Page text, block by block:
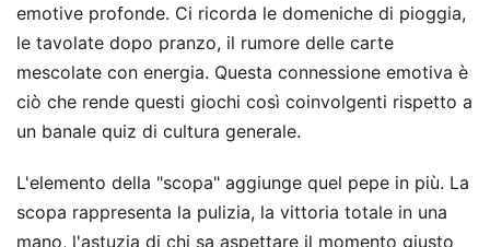
emotive profonde. Ci ricorda le domeniche di pioggia,
le tavolate dopo pranzo, il rumore delle carte
mescolate con energia. Questa connessione emotiva è
ciò che rende questi giochi così coinvolgenti rispetto a
un banale quiz di cultura generale.
L'elemento della "scopa" aggiunge quel pepe in più. La
scopa rappresenta la pulizia, la vittoria totale in una
mano, l'astuzia di chi sa aspettare il momento giusto